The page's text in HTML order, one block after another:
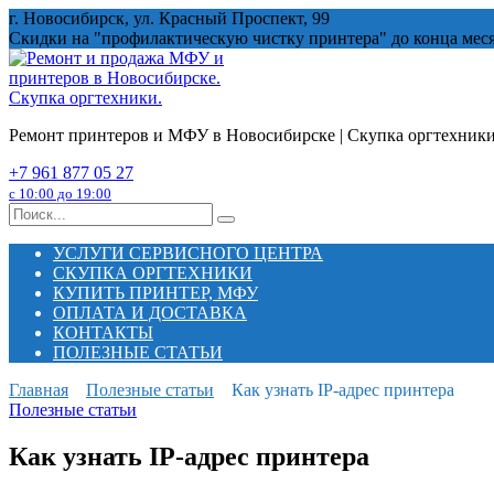
Перейти
к
содержанию
г. Новосибирск, ул. Красный Проспект, 99
Скидки на "профилактическую чистку принтера" до конца
Ремонт принтеров и МФУ в Новосибирске | Скупка оргтехники
+7 961 877 05 27
с 10:00 до 19:00
Search
for:
УСЛУГИ СЕРВИСНОГО ЦЕНТРА
СКУПКА ОРГТЕХНИКИ
КУПИТЬ ПРИНТЕР, МФУ
ОПЛАТА И ДОСТАВКА
КОНТАКТЫ
ПОЛЕЗНЫЕ СТАТЬИ
Главная
Полезные статьи
Как узнать IP-адрес принтера
Полезные статьи
Как узнать IP-адрес принтера